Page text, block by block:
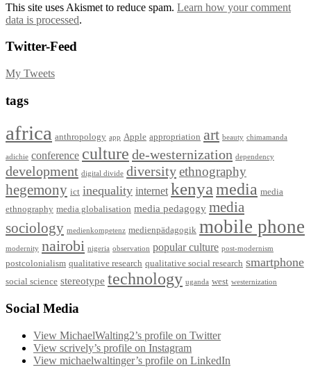
This site uses Akismet to reduce spam. Learn how your comment
data is processed.
Twitter-Feed
My Tweets
tags
africa anthropology app Apple appropriation art beauty chimamanda
adichie conference culture de-westernization dependency
development digital divide diversityethnography
hegemony ict inequality internet kenyamedia media
ethnography media globalisation media pedagogy media
sociology medienkompetenz medienpädagogik mobile phone
modernity nairobi nigeria observation popular culture post-modernism
postcolonialism qualitative research qualitative social research smartphone
social science stereotype technology uganda west westernization
Social Media
View MichaelWalting2’s profile on Twitter
View scrively’s profile on Instagram
View michaelwaltinger’s profile on LinkedIn